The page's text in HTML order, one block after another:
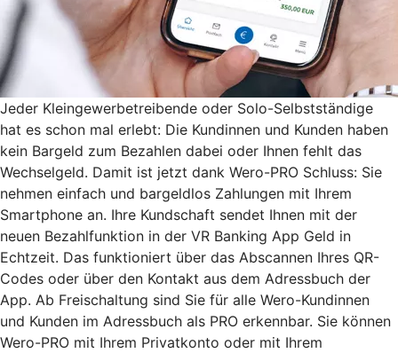
Jeder Kleingewerbetreibende oder Solo-Selbstständige
hat es schon mal erlebt: Die Kundinnen und Kunden haben
kein Bargeld zum Bezahlen dabei oder Ihnen fehlt das
Wechselgeld. Damit ist jetzt dank Wero-PRO Schluss: Sie
nehmen einfach und bargeldlos Zahlungen mit Ihrem
Smartphone an. Ihre Kundschaft sendet Ihnen mit der
neuen Bezahlfunktion in der VR Banking App Geld in
Echtzeit. Das funktioniert über das Abscannen Ihres QR-
Codes oder über den Kontakt aus dem Adressbuch der
App. Ab Freischaltung sind Sie für alle Wero-Kundinnen
und Kunden im Adressbuch als PRO erkennbar. Sie können
Wero-PRO mit Ihrem Privatkonto oder mit Ihrem